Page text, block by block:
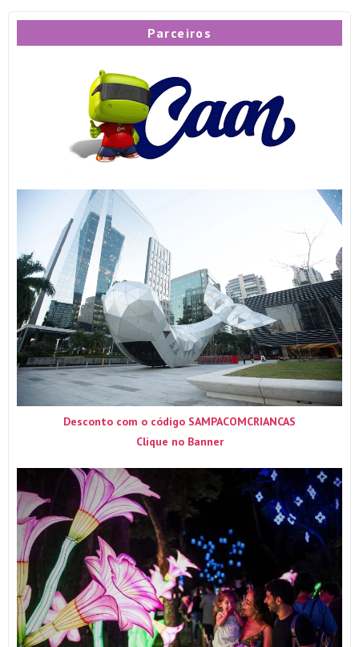
Parceiros
Desconto com o código SAMPACOMCRIANCAS
Clique no Banner